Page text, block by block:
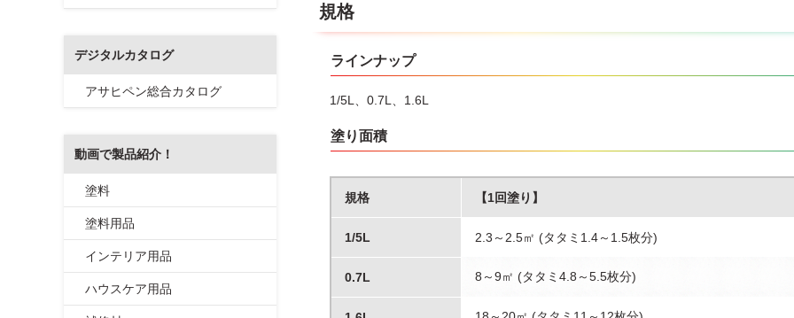
規格
ラインナップ
1/5L、0.7L、1.6L
塗り面積
規格 【1回塗り】
1/5L 2.3～2.5㎡ (タタミ1.4～1.5枚分)
0.7L 8～9㎡ (タタミ4.8～5.5枚分)
デジタルカタログ
アサヒペン総合カタログ
動画で製品紹介！
塗料
塗料用品
インテリア用品
ハウスケア用品